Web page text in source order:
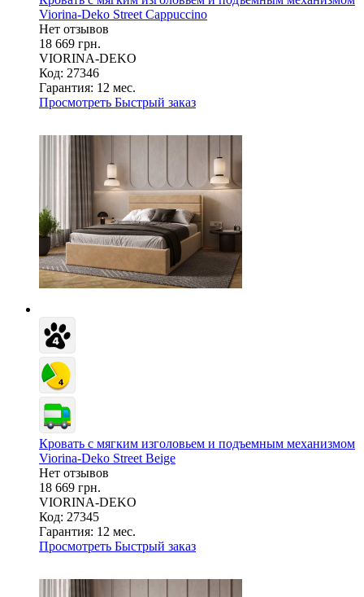
Viorina-Deko Street Cappuccino
Нет отзывов
18 669 грн.
VIORINA-DEKO
Код: 27346
Гарантия: 12 мес.
Просмотреть Быстрый заказ
Кровать с мягким изголовьем и подъемным механизмом
Viorina-Deko Street Beige
Нет отзывов
18 669 грн.
VIORINA-DEKO
Код: 27345
Гарантия: 12 мес.
Просмотреть Быстрый заказ